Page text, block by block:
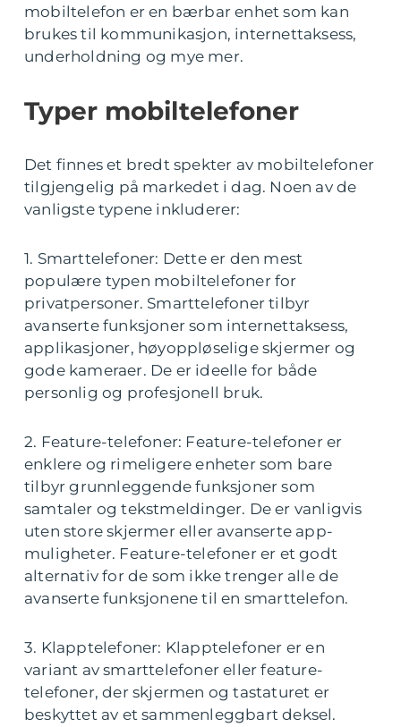
mobiltelefon er en bærbar enhet som kan
brukes til kommunikasjon, internettaksess,
underholdning og mye mer.
Typer mobiltelefoner
Det finnes et bredt spekter av mobiltelefoner
tilgjengelig på markedet i dag. Noen av de
vanligste typene inkluderer:
1. Smarttelefoner: Dette er den mest
populære typen mobiltelefoner for
privatpersoner. Smarttelefoner tilbyr
avanserte funksjoner som internettaksess,
applikasjoner, høyoppløselige skjermer og
gode kameraer. De er ideelle for både
personlig og profesjonell bruk.
2. Feature-telefoner: Feature-telefoner er
enklere og rimeligere enheter som bare
tilbyr grunnleggende funksjoner som
samtaler og tekstmeldinger. De er vanligvis
uten store skjermer eller avanserte app-
muligheter. Feature-telefoner er et godt
alternativ for de som ikke trenger alle de
avanserte funksjonene til en smarttelefon.
3. Klapptelefoner: Klapptelefoner er en
variant av smarttelefoner eller feature-
telefoner, der skjermen og tastaturet er
beskyttet av et sammenleggbart deksel.